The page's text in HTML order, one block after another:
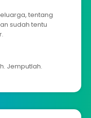
tentang
sudah tentu
Jemputlah.